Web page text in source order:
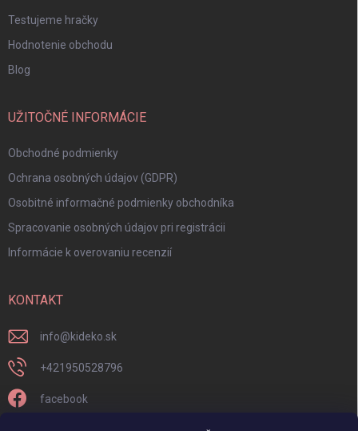
Testujeme hračky
Hodnotenie obchodu
Blog
UŽITOČNÉ INFORMÁCIE
Obchodné podmienky
Ochrana osobných údajov (GDPR)
Osobitné informačné podmienky obchodníka
Spracovanie osobných údajov pri registrácii
Informácie k overovaniu recenzií
KONTAKT
info@kideko.sk
+421950528796
facebook